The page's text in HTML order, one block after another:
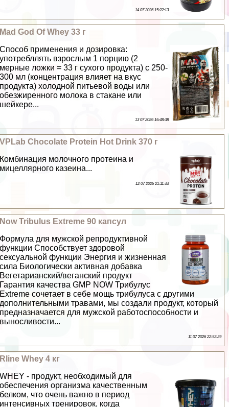
14 07 2026 15:22:13
Mad God Of Whey 33 г
Способ применения и дозировка:
употрeбллять взрослым 1 порцию (2
мерные ложки = 33 г сухого продукта) с 250-
300 мл (концентрация влияет на вкус
продукта) холодной питьевой воды или
обезжиренного молока в стакане или
шейкере...
13 07 2026 16:48:38
VPLab Chocolate Protein Hot Drink 370 г
Комбинация молочного протеина и
мицеллярного казеина...
12 07 2026 21:11:33
Now Tribulus Extreme 90 капсул
Формула для мужской репродуктивной
функции Способствует здоровой
ceкcуальной функции Энергия и жизненная
сила Биологически активная добавка
Вегетарианский/веганский продукт
Гарантия качества GMP NOW Трибулус
Extreme сочетает в себе мощь трибулуса с другими
дополнительными травами, мы создали продукт, который
предназначается для мужской работоспособности и
выносливости...
11 07 2026 22:53:29
Rline Whey 4 кг
WHEY - продукт, необходимый для
обеспечения организма качественным
белком, что очень важно в период
интенсивных тренировок, когда